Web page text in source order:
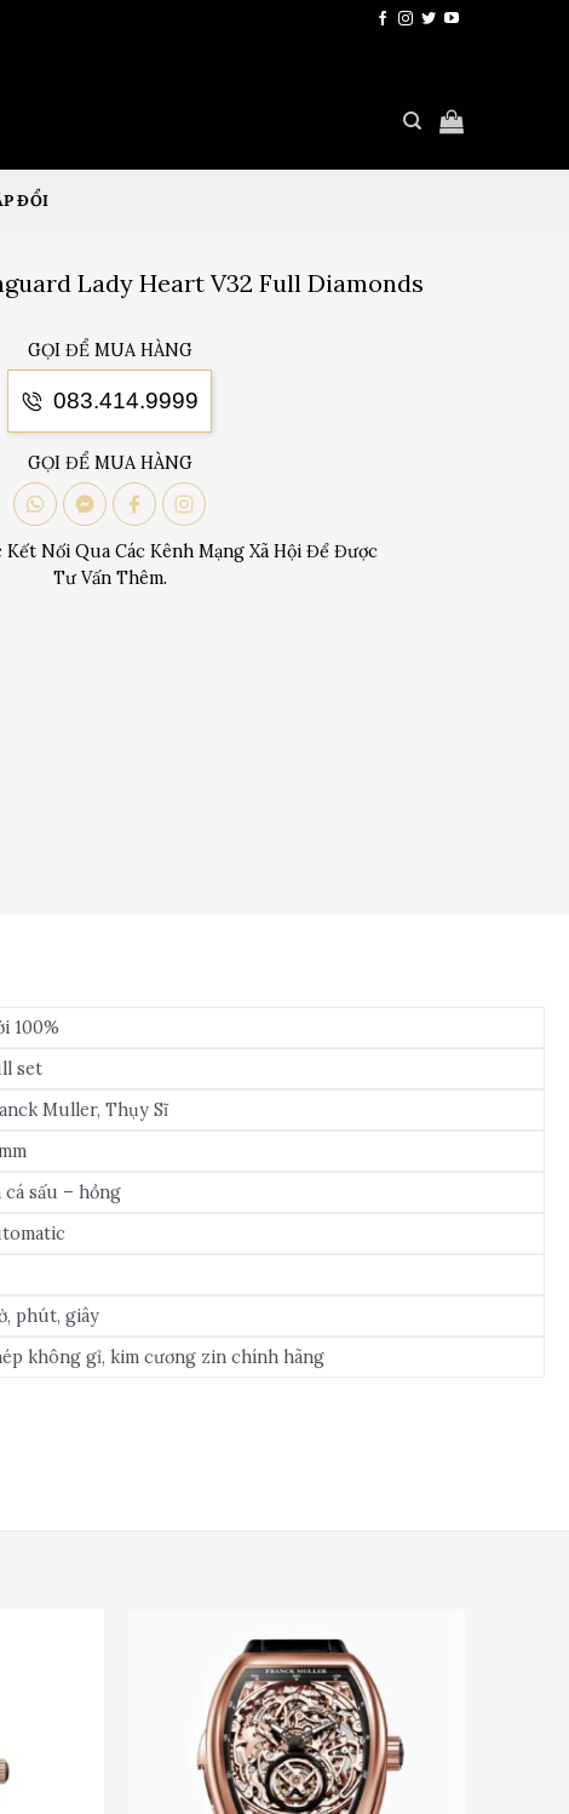
ĐỔI
Lady Heart V32 Full Diamonds
GỌI ĐỂ MUA HÀNG
083.414.9999
GỌI ĐỂ MUA HÀNG
Kết Nối Qua Các Kênh Mạng Xã Hội Để Được
Tư Vấn Thêm.
100%
set
Muller, Thụy Sĩ
cá sấu – hồng
phút, giây
không gỉ, kim cương zin chính hãng